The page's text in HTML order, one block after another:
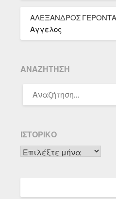
ΑΛΕΞΑΝΔΡΟΣ
Αγγελος
ΑΝΑΖΉΤΗΣΗ
ΓΙΑ:
ΙΣΤΟΡΙΚΌ
Ιστορικό